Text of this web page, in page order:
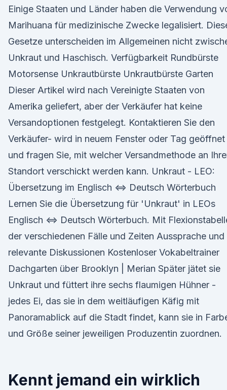
Einige Staaten und Länder haben die Verwendung
Marihuana für medizinische Zwecke legalisiert.
Gesetze unterscheiden im Allgemeinen nicht
Unkraut und Haschisch. Verfügbarkeit Rundbürste
Motorsense Unkrautbürste Unkrautbürste Garten
Dieser Artikel wird nach Vereinigte Staaten von
Amerika geliefert, aber der Verkäufer hat keine
Versandoptionen festgelegt. Kontaktieren Sie den
Verkäufer- wird in neuem Fenster oder Tag geöffnet
und fragen Sie, mit welcher Versandmethode an
Standort verschickt werden kann. Unkraut - LEO:
Übersetzung im Englisch ⇔ Deutsch Wörterbuch
Lernen Sie die Übersetzung für 'Unkraut' in LEOs
Englisch ⇔ Deutsch Wörterbuch. Mit
der verschiedenen Fälle und Zeiten Aussprache und
relevante Diskussionen Kostenloser Vokabeltrainer
Dachgarten über Brooklyn | Merian Später jätet sie
Unkraut und füttert ihre sechs flaumigen Hühner -
jedes Ei, das sie in dem weitläufigen Käfig mit
Panoramablick auf die Stadt findet, kann sie in
und Größe seiner jeweiligen Produzentin zuordnen.
Kennt jemand ein wirklich